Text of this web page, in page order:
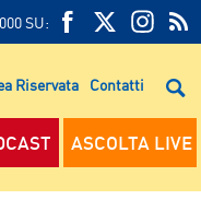
SU:
FEED
RSS
RSS
Riservata Contatti
ASCOLTA LIVE